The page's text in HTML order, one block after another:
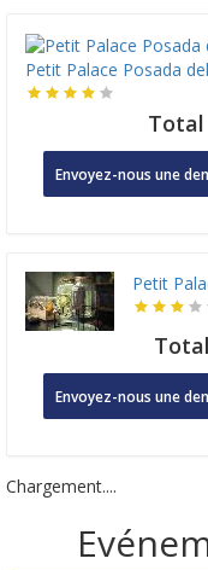
Petit Palace Posada
Total
Envoyez-nous une
Petit
Envoyez-nous une
Chargement....